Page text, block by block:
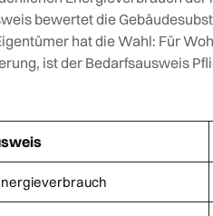
bewertet die
hat die Wahl: Für
ist der Bedarfsausweis